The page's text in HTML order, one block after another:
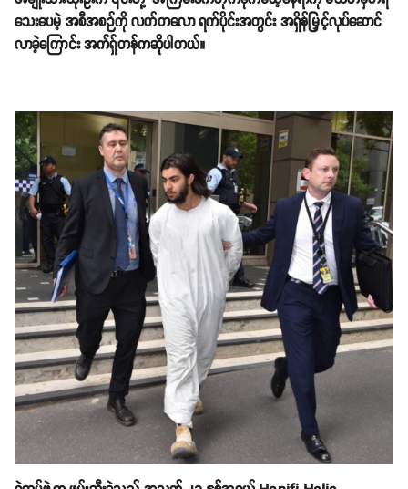
မဲလ်ဘုန်းမြို့မှာ ရဲတပ်ဖွဲ့က စီးနင်းခဲ့သည့် နေရာတစ်ခု
ဟာ အသက် ၂၁ နှစ်အရွယ် Hanifi Halis၊ အသက် ၂၆ နှစ်ရှိ Samed
Eriklioglu နဲ့ အသက် ၃၀ နှစ်အရွယ် Ertunc Eriklioglu တို့ ဖြစ်ကြပြီး
၎င်းတို့က အိုင်အက်စ်အကြမ်းဖက်အုပ်စုကို အားကျအတုယူခဲ့ကြတယ်လို့ ဆိုပါ
တယ်။
ယခု ဖမ်းဆီးမှုပြီးနောက် အများပြည်သူအတွက် ခြိမ်းခြောက်မှုမရှိတော့ကြောင်း
ရဲတပ်ဖွဲ့အကြီးအကဲ ဂရေဟမ်အက်ရှ်တန်က ပြောပါတယ်။ ဖမ်းဆီးခဲ့တဲ့
အမျိုးသားသုံးဦးက ၎င်းတို့ အကြမ်းဖက်တိုက်ခိုက်မယ့်နေရာကို မသတ်မှတ်ရ
သေးပေမဲ့ အစီအစဉ်ကို လတ်တလော ရက်ပိုင်းအတွင်း အရှိန်မြှင့်လုပ်ဆောင်
လာခဲ့ကြောင်း အက်ရှ်တန်ကဆိုပါတယ်။